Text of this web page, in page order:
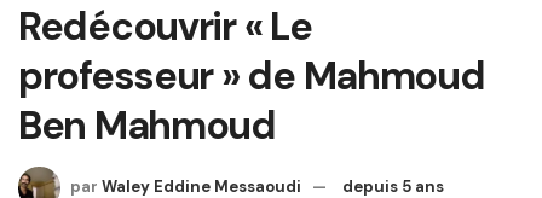
Redécouvrir « Le
professeur » de Mahmoud
Ben Mahmoud
par Waley Eddine Messaoudi depuis 5 ans